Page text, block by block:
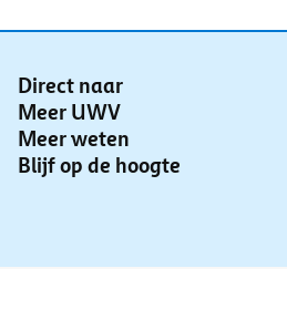
Direct naar
Meer UWV
Meer weten
Blijf op de hoogte